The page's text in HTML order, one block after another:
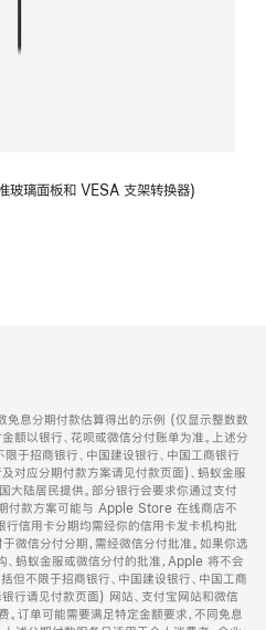
璃面板和 VESA 支架转换器)
免息分期付款估算得出的示例 (仅显示整数数
额以银行、花呗或微信分付账单为准。上述分
于招商银行、中国建设银行、中国工商银行
对应分期付款方案请见付款页面)、蚂蚁金服
陆居民提供。部分银行会要求你通过支付
付款方案可能与 Apple Store 在线商店不
信用卡分期均需经你的信用卡发卡机构批
微信分付分期，需经微信分付批准。如果你选
蚂蚁金服或微信分付的批准，Apple 将不会
但不限于招商银行、中国建设银行、中国工商
行请见付款页面) 网站、支付宝网站和微信
。订单可能需要满足特定金额要求，不同免息